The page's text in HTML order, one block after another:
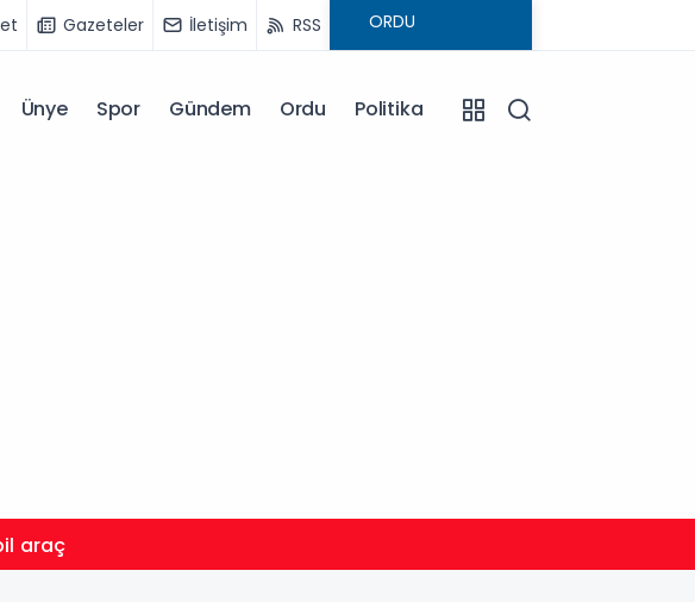
Gazeteler İletişim RSS
Ünye Spor Gündem Ordu Politika
araç